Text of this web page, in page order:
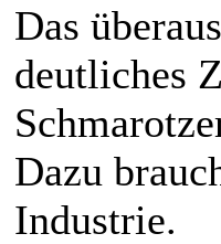
Das
deutliches
Dazu
Industrie.